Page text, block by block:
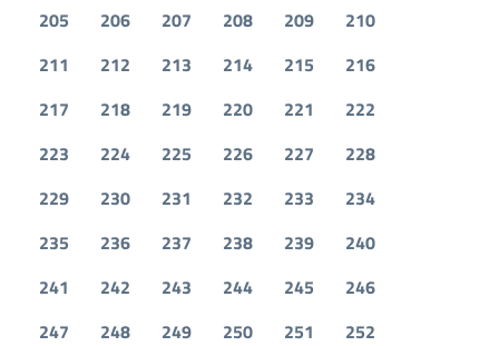
205
206 207 208 209
210
211
212 213 214 215
216
217
218 219 220 221
222
223
224 225 226 227
228
229
230 231 232 233
234
235
236 237 238 239
240
241
242 243 244 245
246
247
248 249 250 251
252